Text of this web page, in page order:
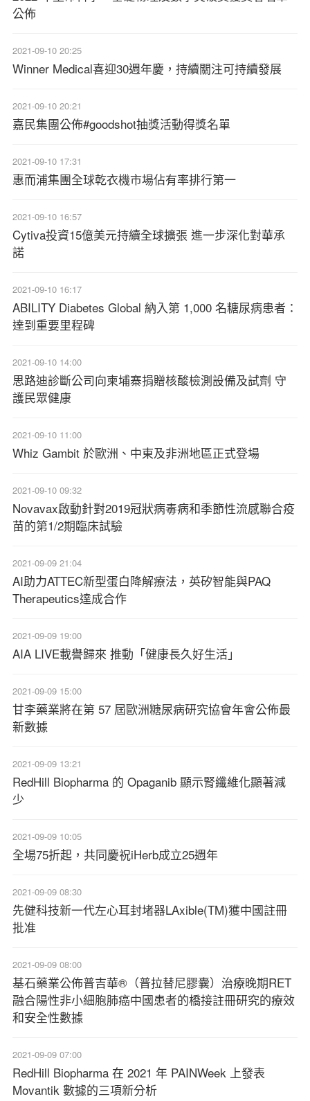
公佈
2021-09-10 20:25
Winner Medical喜迎30週年慶，持續關注可持續發展
2021-09-10 20:21
嘉民集團公佈#goodshot抽獎活動得獎名單
2021-09-10 17:31
惠而浦集團全球乾衣機市場佔有率排行第一
2021-09-10 16:57
Cytiva投資15億美元持續全球擴張 進一步深化對華承
諾
2021-09-10 16:17
ABILITY Diabetes Global 納入第 1,000 名糖尿病患者：
達到重要里程碑
2021-09-10 14:00
思路迪診斷公司向柬埔寨捐贈核酸檢測設備及試劑 守
護民眾健康
2021-09-10 11:00
Whiz Gambit 於歐洲、中東及非洲地區正式登場
2021-09-10 09:32
Novavax啟動針對2019冠狀病毒病和季節性流感聯合疫
苗的第1/2期臨床試驗
2021-09-09 21:04
AI助力ATTEC新型蛋白降解療法，英矽智能與PAQ
Therapeutics達成合作
2021-09-09 19:00
AIA LIVE載譽歸來 推動「健康長久好生活」
2021-09-09 15:00
甘李藥業將在第 57 屆歐洲糖尿病研究協會年會公佈最
新數據
2021-09-09 13:21
RedHill Biopharma 的 Opaganib 顯示腎纖維化顯著減
少
2021-09-09 10:05
全場75折起，共同慶祝iHerb成立25週年
2021-09-09 08:30
先健科技新一代左心耳封堵器LAxible(TM)獲中國註冊
批准
2021-09-09 08:00
基石藥業公佈普吉華®（普拉替尼膠囊）治療晚期RET
融合陽性非小細胞肺癌中國患者的橋接註冊研究的療效
和安全性數據
2021-09-09 07:00
RedHill Biopharma 在 2021 年 PAINWeek 上發表
Movantik 數據的三項新分析